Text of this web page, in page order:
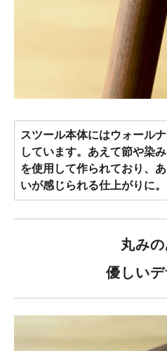
スツール本体にはウォール
しています。あえて節や染
を使用して作られており、
いが感じられる仕上がりに。
丸み
優しい